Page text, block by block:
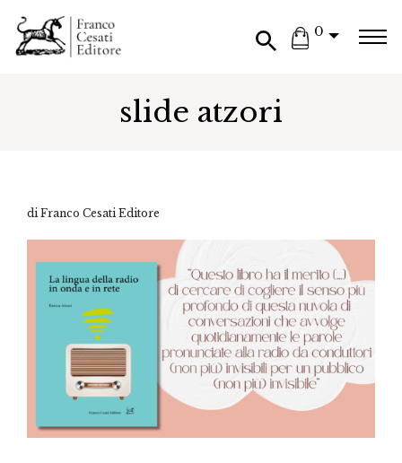
0
slide atzori
di Franco Cesati Editore